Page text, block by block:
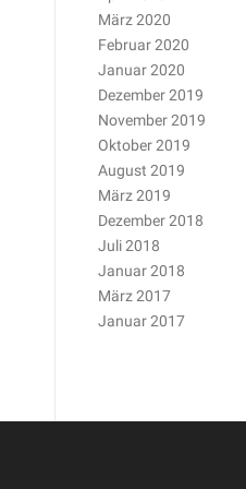
März 2020
Februar 2020
Januar 2020
Dezember 2019
November 2019
Oktober 2019
August 2019
März 2019
Dezember 2018
Juli 2018
Januar 2018
März 2017
Januar 2017